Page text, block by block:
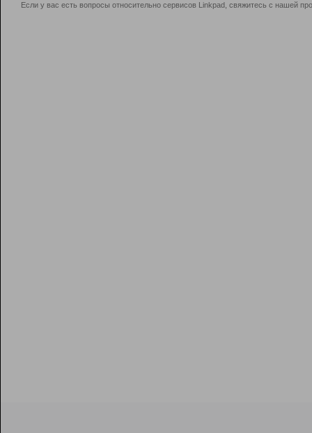
Если у вас есть вопросы относительно сервисов Linkpad, свяжитесь с нашей